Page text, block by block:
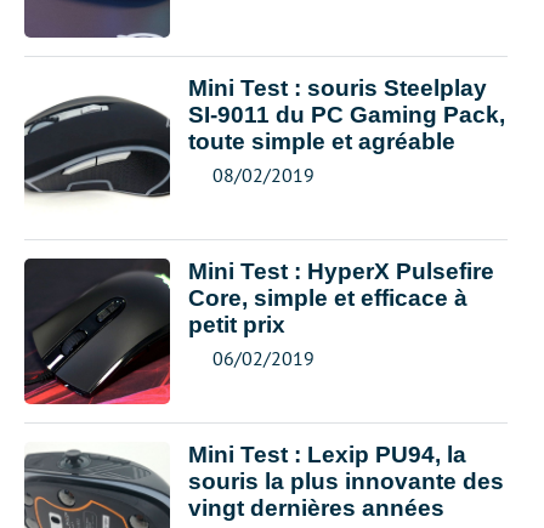
Mini Test : souris Steelplay
SI-9011 du PC Gaming Pack,
toute simple et agréable
08/02/2019
Mini Test : HyperX Pulsefire
Core, simple et efficace à
petit prix
06/02/2019
Mini Test : Lexip PU94, la
souris la plus innovante des
vingt dernières années